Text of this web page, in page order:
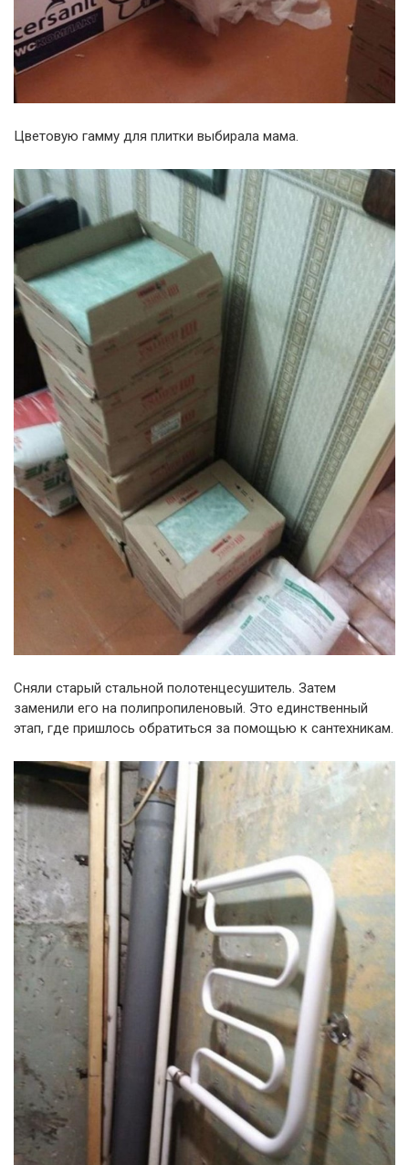
Цветовую гамму для плитки выбирала мама.
Сняли старый стальной полотенцесушитель. Затем
заменили его на полипропиленовый. Это единственный
этап, где пришлось обратиться за помощью к сантехникам.